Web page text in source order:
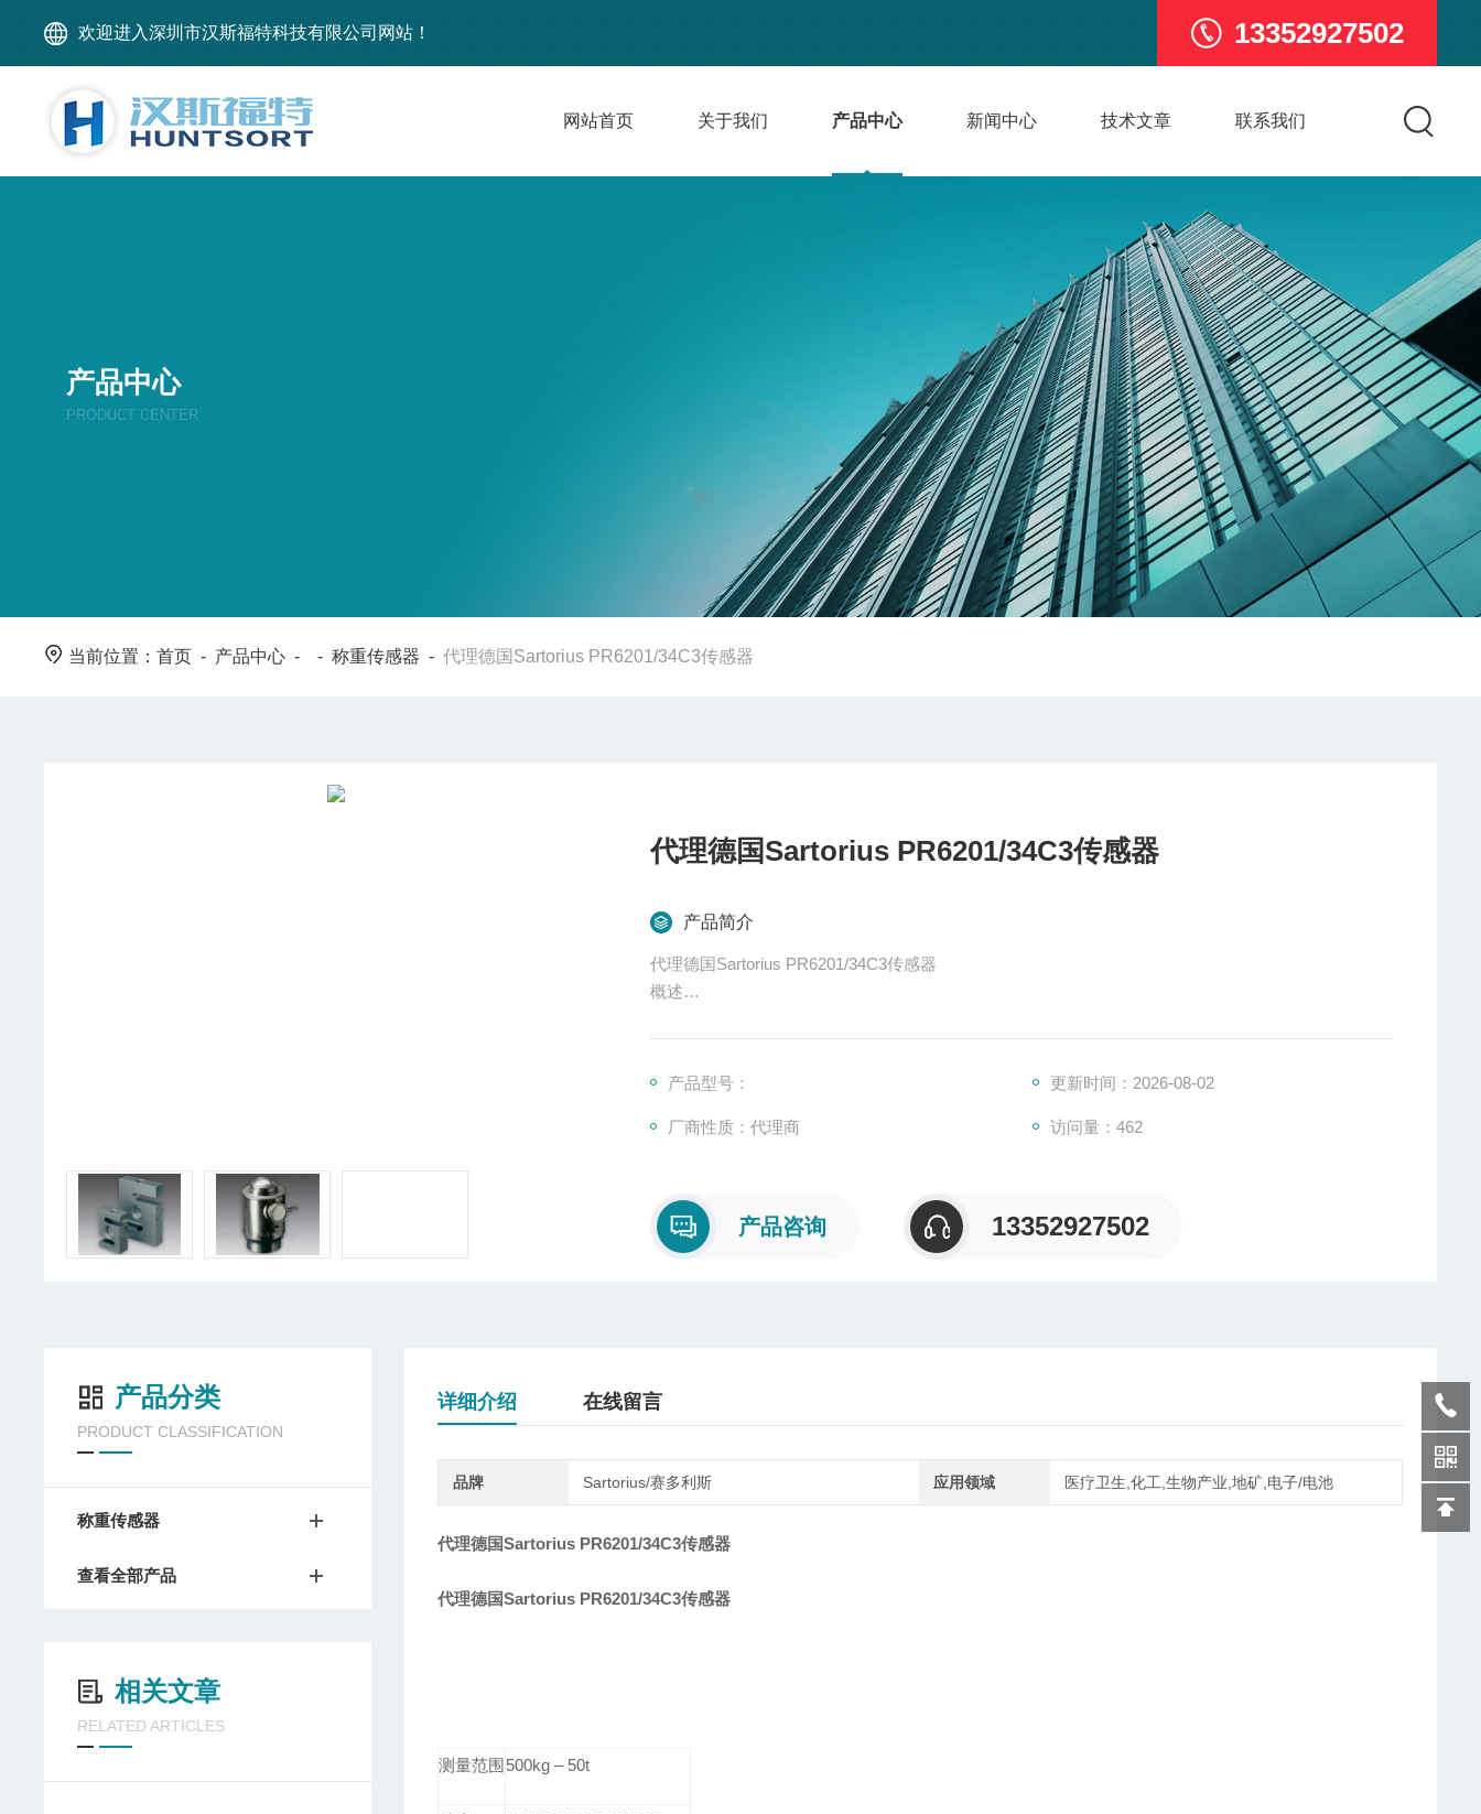
欢迎进入深圳市汉斯福特科技有限公司网站！ 13352927502
网站首页 关于我们 产品中心 新闻中心 技术文章 联系我们
产品中心
PRODUCT CENTER
当前位置：首页 - 产品中心 - -称重传感器 -代理德国Sartorius PR6201/34C3传感器
代理德国Sartorius PR6201/34C3传感器
产品简介
代理德国Sartorius PR6201/34C3传感器
概述
产品型号：
更新时间：2026-08-02
厂商性质：代理商 访问量：462
产品咨询 13352927502
详细介绍 在线留言
品牌 Sartorius/赛多利斯 应用领域 医疗卫生,化工,生物产业,地矿,电子/电池
代理德国Sartorius PR6201/34C3传感器
代理德国Sartorius PR6201/34C3传感器
测量范围 500kg–50t
产品分类
PRODUCT CLASSIFICATION
称重传感器
查看全部产品
相关文章
RELATED ARTICLES